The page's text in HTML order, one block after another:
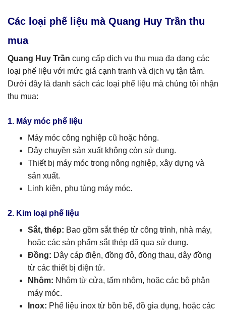
Các loại phế liệu mà Quang Huy Trần thu
mua
Quang Huy Trần cung cấp dịch vụ thu mua đa dạng các
loại phế liệu với mức giá cạnh tranh và dịch vụ tận tâm.
Dưới đây là danh sách các loại phế liệu mà chúng tôi nhận
thu mua:
1. Máy móc phế liệu
Máy móc công nghiệp cũ hoặc hỏng.
Dây chuyền sản xuất không còn sử dụng.
Thiết bị máy móc trong nông nghiệp, xây dựng và
sản xuất.
Linh kiện, phụ tùng máy móc.
2. Kim loại phế liệu
Sắt, thép: Bao gồm sắt thép từ công trình, nhà máy,
hoặc các sản phẩm sắt thép đã qua sử dụng.
Đồng: Dây cáp điện, đồng đỏ, đồng thau, dây đồng
từ các thiết bị điện tử.
Nhôm: Nhôm từ cửa, tấm nhôm, hoặc các bộ phận
máy móc.
Inox: Phế liệu inox từ bồn bể, đồ gia dụng, hoặc các